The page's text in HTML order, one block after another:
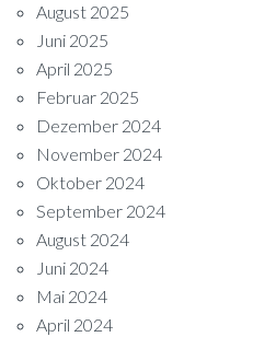
August 2025
Juni 2025
April 2025
Februar 2025
Dezember 2024
November 2024
Oktober 2024
September 2024
August 2024
Juni 2024
Mai 2024
April 2024